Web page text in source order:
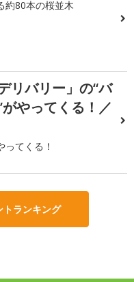
約80本の桜並木
リバリー」の“バ
やってくる！／
てくる！
トランキング